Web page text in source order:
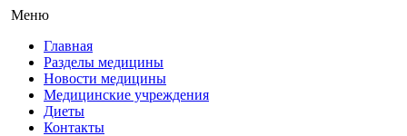
Меню
Главная
Разделы медицины
Новости медицины
Медицинские учреждения
Диеты
Контакты